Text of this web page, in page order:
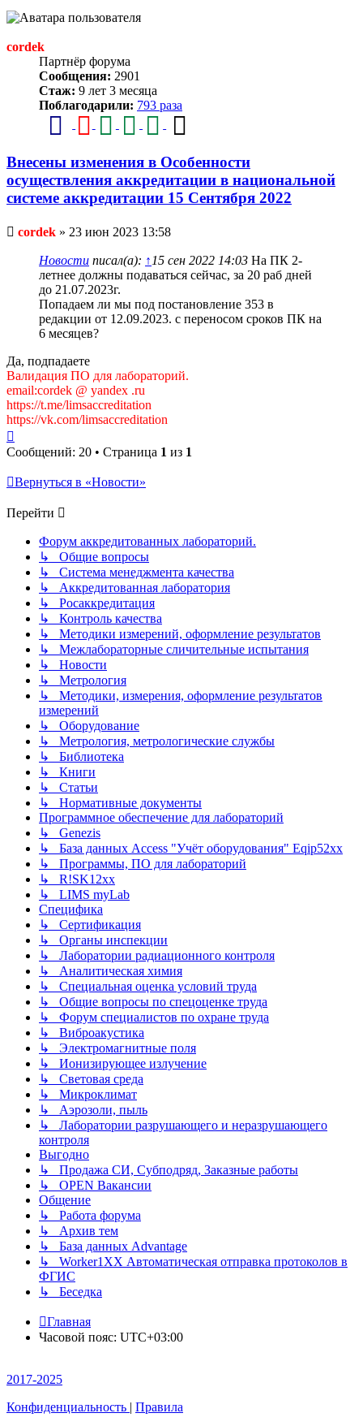
началу
cordek
Партнёр форума
Сообщения: 2901
Стаж: 9 лет 3 месяца
Поблагодарили: 793 раза
Внесены изменения в Особенности
осуществления аккредитации в национальной
системе аккредитации 15 Сентября 2022
Непрочитанное
cordek » 23 июн 2023 13:58
Новости писал(а): ↑ 15 сен 2022 14:03 На ПК 2-
летнее должны подаваться сейчас, за 20 раб дней
до 21.07.2023г.
Попадаем ли мы под постановление 353 в
редакции от 12.09.2023. с переносом сроков ПК на
6 месяцев?
Да, подпадаете
Валидация ПО для лабораторий.
email:cordek @ yandex .ru
https://t.me/limsaccreditation
https://vk.com/limsaccreditation
к
началу
Сообщений: 20 • Страница 1 из 1
Вернуться в «Новости»
Перейти
Форум аккредитованных лабораторий.
↳ Общие вопросы
↳ Система менеджмента качества
↳ Аккредитованная лаборатория
↳ Росаккредитация
↳ Контроль качества
↳ Методики измерений, оформление результатов
↳ Межлабораторные сличительные испытания
↳ Новости
↳ Метрология
↳ Методики, измерения, оформление результатов
измерений
↳ Оборудование
↳ Метрология, метрологические службы
↳ Библиотека
↳ Книги
↳ Статьи
↳ Нормативные документы
Программное обеспечение для лабораторий
↳ Genezis
↳ База данных Access "Учёт оборудования" Eqip52xx
↳ Программы, ПО для лабораторий
↳ R!SK12xx
↳ LIMS myLab
Специфика
↳ Сертификация
↳ Органы инспекции
↳ Лаборатории радиационного контроля
↳ Аналитическая химия
↳ Специальная оценка условий труда
↳ Общие вопросы по спецоценке труда
↳ Форум специалистов по охране труда
↳ Виброакустика
↳ Электромагнитные поля
↳ Ионизирующее излучение
↳ Световая среда
↳ Микроклимат
↳ Аэрозоли, пыль
↳ Лаборатории разрушающего и неразрушающего
контроля
Выгодно
↳ Продажа СИ, Субподряд, Заказные работы
↳ OPEN Вакансии
Общение
↳ Работа форума
↳ Архив тем
↳ База данных Advantage
↳ Worker1XX Автоматическая отправка протоколов в
ФГИС
↳ Беседка
Главная
Часовой пояс: UTC+03:00
2017-2025
Конфиденциальность | Правила